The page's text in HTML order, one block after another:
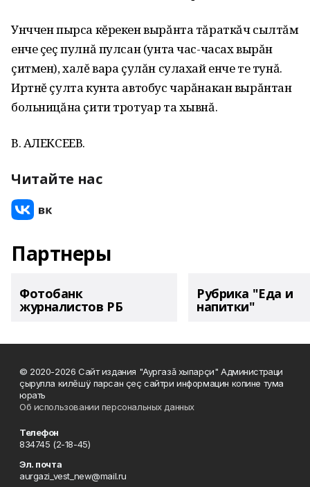
Унччен пырса кĕрекен вырăнта тăраткăч сылтăм
енче çеç пулнă пулсан (унта час-часах вырăн
çитмен), халĕ вара çулăн сулахай енче те тунă.
Иртнĕ çулта кунта автобус чарăнакан вырăнтан
больницăна çити тротуар та хывнă.
В. АЛЕКСЕЕВ.
Читайте нас
Партнеры
Фотобанк
журналистов РБ
Рубрика "Еда и
напитки"
© 2020-2026 Сайт издания "Аургазă хыпарçи" Администраци
çырулла килĕшÿ парсан çеç сайтри информацин копине тума
юрать
Об использовании персональных данных
Телефон
834745 (2-18-45)
Эл. почта
aurgazi_vest_new@mail.ru